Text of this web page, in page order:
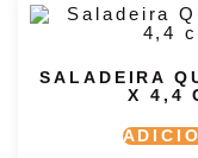
SALADEIRA
X 4,4